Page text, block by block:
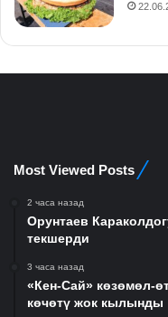
Most Viewed Posts
2 часа назад
Орунтаев
текшерди
3 часа назад
«Кен-Сай» көзөмөл-
көчөтү жок кылынды